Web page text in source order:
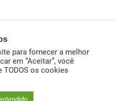
MATERIAIS GRATUITOS
GLAUCIA POLICARPO
para fornecer a melhor
em “Aceitar”, você
os cookies